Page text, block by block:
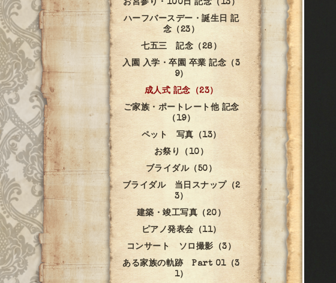
お宮参り・100日 記念（13）
ハーフバースデー・誕生日 記
念（23）
七五三 記念（28）
入園 入学・卒園 卒業 記念（3
9）
成人式 記念（23）
ご家族・ポートレート他 記念
（19）
ペット 写真（13）
お祭り（10）
ブライダル（50）
ブライダル 当日スナップ（2
3）
建築・竣工写真（20）
ピアノ発表会（11）
コンサート ソロ撮影（3）
ある家族の軌跡 Part 01（3
1）